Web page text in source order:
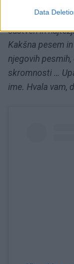
Data
Amaro, ki je po
čustven in
Kakšna pesem
njegovih
skromnosti …
ime. Hvala vam,